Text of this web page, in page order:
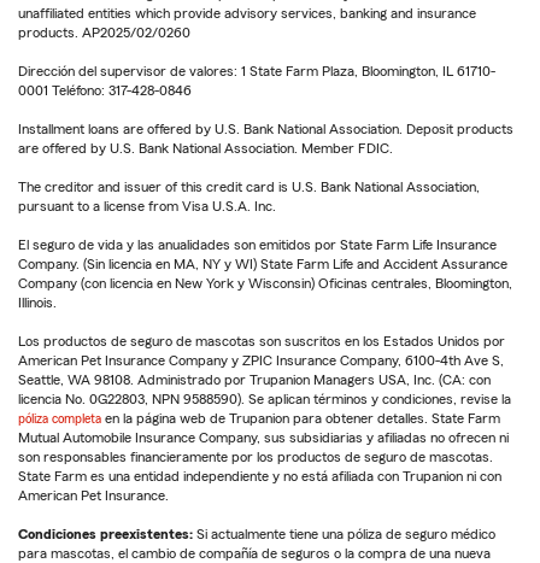
unaffiliated entities which provide advisory services, banking and insurance
products. AP2025/02/0260
Dirección del supervisor de valores: 1 State Farm Plaza, Bloomington, IL 61710-
0001 Teléfono: 317-428-0846
Installment loans are offered by U.S. Bank National Association. Deposit products
are offered by U.S. Bank National Association. Member FDIC.
The creditor and issuer of this credit card is U.S. Bank National Association,
pursuant to a license from Visa U.S.A. Inc.
El seguro de vida y las anualidades son emitidos por State Farm Life Insurance
Company. (Sin licencia en MA, NY y WI) State Farm Life and Accident Assurance
Company (con licencia en New York y Wisconsin) Oficinas centrales, Bloomington,
Illinois.
Los productos de seguro de mascotas son suscritos en los Estados Unidos por
American Pet Insurance Company y ZPIC Insurance Company, 6100-4th Ave S,
Seattle, WA 98108. Administrado por Trupanion Managers USA, Inc. (CA: con
licencia No. 0G22803, NPN 9588590). Se aplican términos y condiciones, revise la
póliza completa en la página web de Trupanion para obtener detalles. State Farm
Mutual Automobile Insurance Company, sus subsidiarias y afiliadas no ofrecen ni
son responsables financieramente por los productos de seguro de mascotas.
State Farm es una entidad independiente y no está afiliada con Trupanion ni con
American Pet Insurance.
Condiciones preexistentes: Si actualmente tiene una póliza de seguro médico
para mascotas, el cambio de compañía de seguros o la compra de una nueva